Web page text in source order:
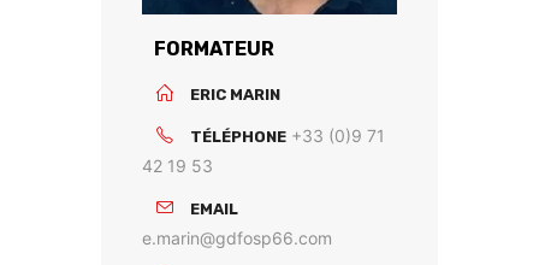
FORMATEUR
ERIC MARIN
TÉLÉPHONE +33 (0)9 71
42 19 53
EMAIL
e.marin@gdfosp66.com